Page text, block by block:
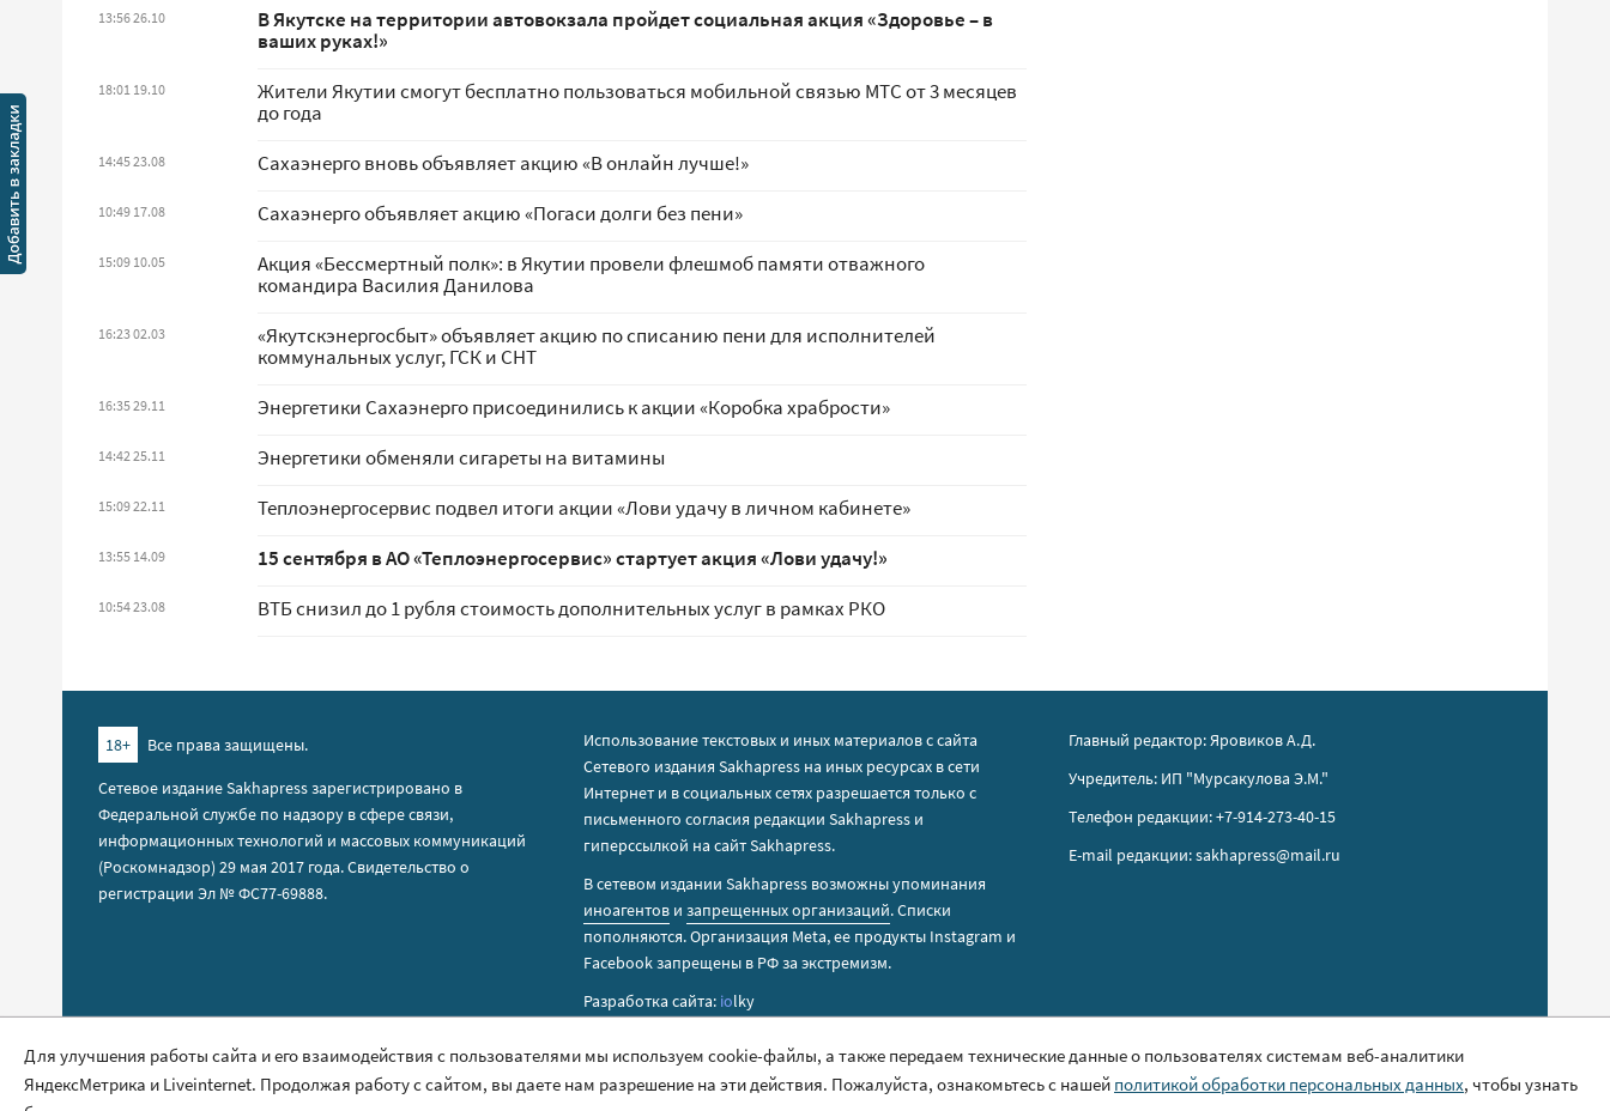
13:56 26.10
В Якутске на территории автовокзала пройдет социальная акция «Здоровье – в
ваших руках!»
18:01 19.10
Жители Якутии смогут бесплатно пользоваться мобильной связью МТС от 3 месяцев
до года
14:45 23.08 Сахаэнерго вновь объявляет акцию «В онлайн лучше!»
10:49 17.08 Сахаэнерго объявляет акцию «Погаси долги без пени»
15:09 10.05
Акция «Бессмертный полк»: в Якутии провели флешмоб памяти отважного
командира Василия Данилова
16:23 02.03
«Якутскэнергосбыт» объявляет акцию по списанию пени для исполнителей
коммунальных услуг, ГСК и СНТ
16:35 29.11 Энергетики Сахаэнерго присоединились к акции «Коробка храбрости»
14:42 25.11 Энергетики обменяли сигареты на витамины
15:09 22.11 Теплоэнергосервис подвел итоги акции «Лови удачу в личном кабинете»
13:55 14.09 15 сентября в АО «Теплоэнергосервис» стартует акция «Лови удачу!»
10:54 23.08 ВТБ снизил до 1 рубля стоимость дополнительных услуг в рамках РКО
18+
Все права защищены.
Сетевое издание Sakhapress зарегистрировано в
Федеральной службе по надзору в сфере связи,
информационных технологий и массовых коммуникаций
(Роскомнадзор) 29 мая 2017 года. Свидетельство о
регистрации Эл № ФС77-69888.
Использование текстовых и иных материалов с сайта
Сетевого издания Sakhapress на иных ресурсах в сети
Интернет и в социальных сетях разрешается только с
письменного согласия редакции Sakhapress и
гиперссылкой на сайт Sakhapress.
В сетевом издании Sakhapress возможны упоминания
иноагентов изапрещенных организаций. Списки
пополняются. Организация Metа, ее продукты Instagram и
Facebook запрещены в РФ за экстремизм.
Разработка сайта: iolky
Главный редактор: Яровиков А.Д.
Учредитель: ИП "Мурсакулова Э.М."
Телефон редакции: +7-914-273-40-15
E-mail редакции: sakhapress@mail.ru
Правила сайта
Политика обработки персональных данных
Для улучшения работы сайта и его взаимодействия с пользователями мы используем cookie-файлы, а также передаем технические данные о пользователях системам веб-аналитики
ЯндексМетрика и Liveinternet. Продолжая работу с сайтом, вы даете нам разрешение на эти действия. Пожалуйста, ознакомьтесь с нашей политикой обработки персональных данных, чтобы узнать